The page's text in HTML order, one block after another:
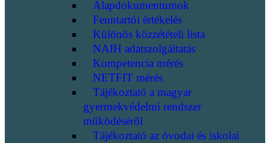
Alapdokumentumok
Fenntartói értékelés
Különös közzétételi lista
NAIH adatszolgáltatás
Kompetencia mérés
NETFIT mérés
Tájékoztató a magyar
gyermekvédelmi rendszer
működéséről
Tájékoztató az óvodai és iskolai